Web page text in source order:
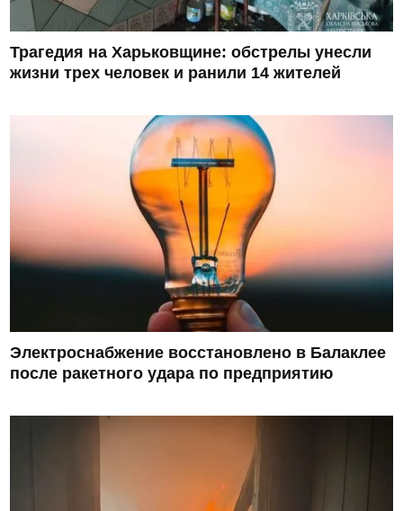
Трагедия на Харьковщине: обстрелы унесли
жизни трех человек и ранили 14 жителей
Электроснабжение восстановлено в Балаклее
после ракетного удара по предприятию